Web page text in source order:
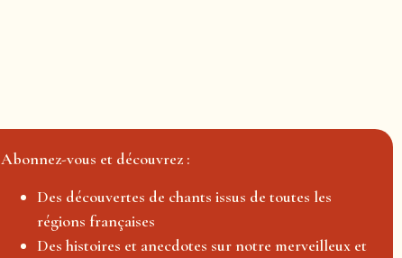
Abonnez-vous et découvrez :
Des découvertes de chants issus de toutes les
régions françaises
Des histoires et anecdotes sur notre merveilleux et